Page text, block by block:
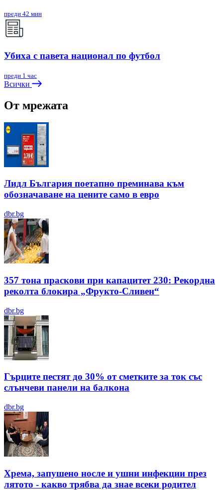
преди 42 мин
Убиха с павета национал по футбол
преди 1 час
Всички
От мрежата
Лидл България поетапно преминава към
обозначаване на цените само в евро
dbr.bg
357 тона праскови при капацитет 230: Рекордна
реколта блокира „Фрукто-Сливен“
dbr.bg
Гърците пестят до 30% от сметките за ток със
слънчеви панели на балкона
dbr.bg
Хрема, запушено носле и ушни инфекции през
лятотo - какво трябва да знае всеки родител